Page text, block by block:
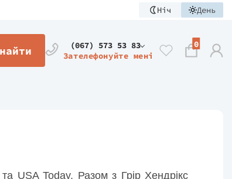
Ніч День
(067) 573 53 83
Зателефонуйте мені
0
USA Today. Разом з Грір Хендрікс